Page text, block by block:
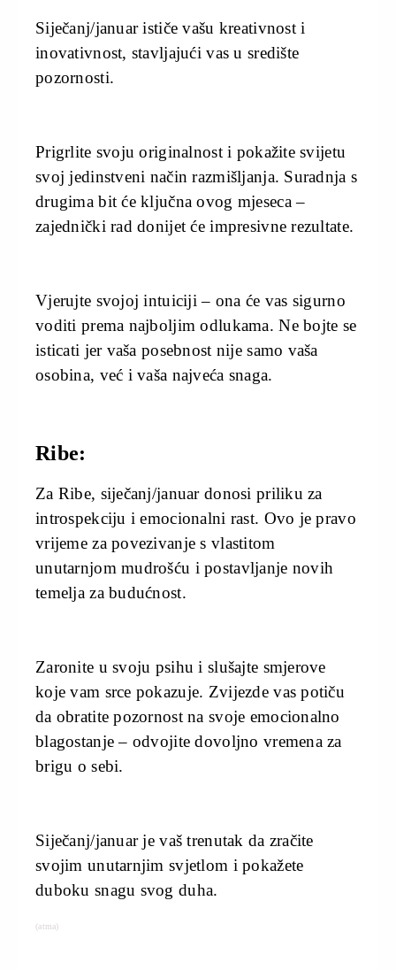
Siječanj/januar ističe vašu kreativnost i
inovativnost, stavljajući vas u središte
pozornosti.
Prigrlite svoju originalnost i pokažite svijetu
svoj jedinstveni način razmišljanja. Suradnja s
drugima bit će ključna ovog mjeseca –
zajednički rad donijet će impresivne rezultate.
Vjerujte svojoj intuiciji – ona će vas sigurno
voditi prema najboljim odlukama. Ne bojte se
isticati jer vaša posebnost nije samo vaša
osobina, već i vaša najveća snaga.
Ribe:
Za Ribe, siječanj/januar donosi priliku za
introspekciju i emocionalni rast. Ovo je pravo
vrijeme za povezivanje s vlastitom
unutarnjom mudrošću i postavljanje novih
temelja za budućnost.
Zaronite u svoju psihu i slušajte smjerove
koje vam srce pokazuje. Zvijezde vas potiču
da obratite pozornost na svoje emocionalno
blagostanje – odvojite dovoljno vremena za
brigu o sebi.
Siječanj/januar je vaš trenutak da zračite
svojim unutarnjim svjetlom i pokažete
duboku snagu svog duha.
(atma)